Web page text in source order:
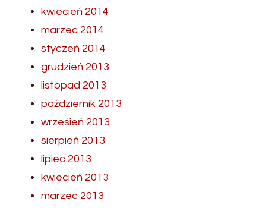
kwiecień 2014
marzec 2014
styczeń 2014
grudzień 2013
listopad 2013
październik 2013
wrzesień 2013
sierpień 2013
lipiec 2013
kwiecień 2013
marzec 2013